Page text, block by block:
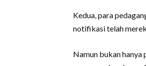
Kedua, para
notifikasi telah
Namun bukan hanya